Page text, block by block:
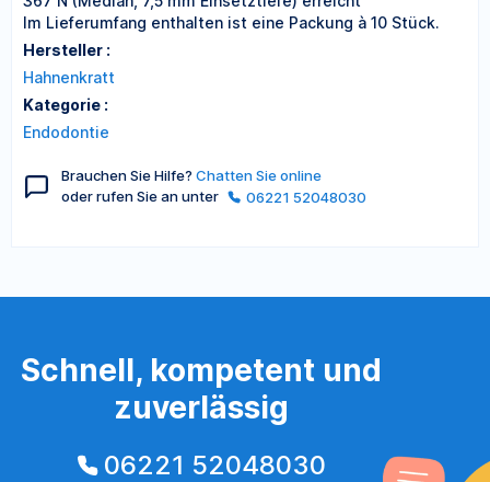
Im Lieferumfang enthalten ist eine Packung à 10 Stück.
Hersteller :
Hahnenkratt
Kategorie :
Endodontie
Brauchen Sie Hilfe? Chatten Sie online
oder rufen Sie an unter
06221 52048030
Schnell, kompetent und
zuverlässig
06221 52048030